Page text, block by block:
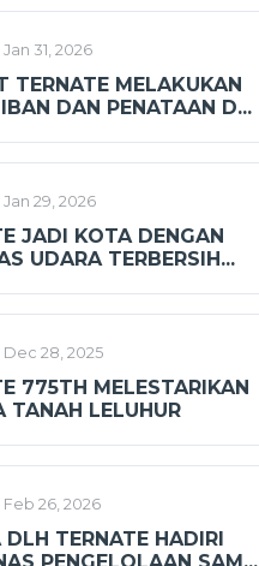
Jan 31, 2026
TERNATE MELAKUKAN
DAN PENATAAN D...
Jan 29, 2026
JADI KOTA DENGAN
UDARA TERBERSIH...
Dec 28, 2025
775TH MELESTARIKAN
TANAH LELUHUR
Feb 26, 2026
DLH TERNATE HADIRI